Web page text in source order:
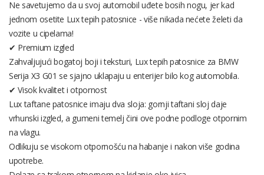
Ne savetujemo da u svoj automobil uđete bosih nogu, jer kad
jednom osetite Lux tepih patosnice - više nikada nećete želeti da
vozite u cipelama!
✔ Premium izgled
Zahvaljujući bogatoj boji i teksturi, Lux tepih patosnice za BMW
Serija X3 G01 se sjajno uklapaju u enterijer bilo kog automobila.
✔ Visok kvalitet i otpornost
Lux taftane patosnice imaju dva sloja: gornji taftani sloj daje
vrhunski izgled, a gumeni temelj čini ove podne podloge otpornim
na vlagu.
Odlikuju se visokom otpornošću na habanje i nakon više godina
upotrebe.